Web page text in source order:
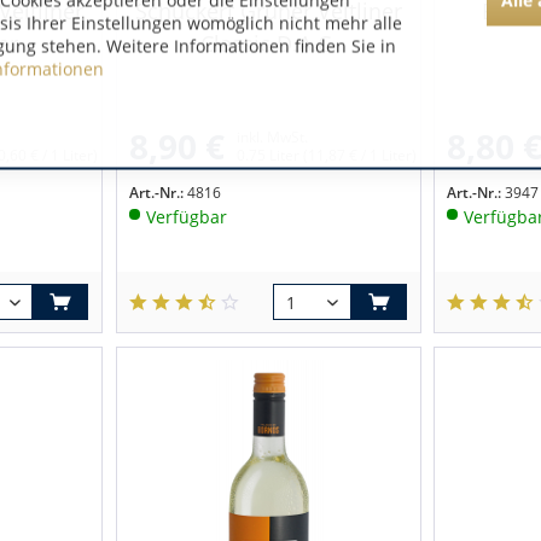
Schuckert Grüner Veltliner
Classic D.A.C.
Art.-Nr.:4816
Verfügbar
Art.-Nr.:3947
Ihrer Einstellungen womöglich nicht mehr alle
stehen. Weitere Informationen finden Sie in